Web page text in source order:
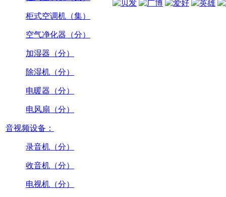
柜式空调机（集）
空气净化器（分）
加湿器（分）
除湿机（分）
电暖器（分）
电风扇（分）
音视频设备：
录音机（分）
收音机（分）
电视机（分）